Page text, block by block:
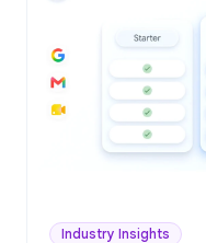
Industry Insights